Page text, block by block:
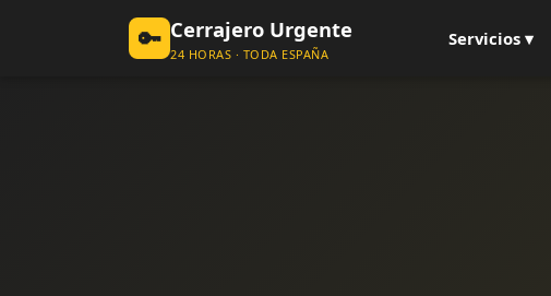
🔑 Cerrajero Urgente
24 HORAS · TODA ESPAÑA
Servicios ▾